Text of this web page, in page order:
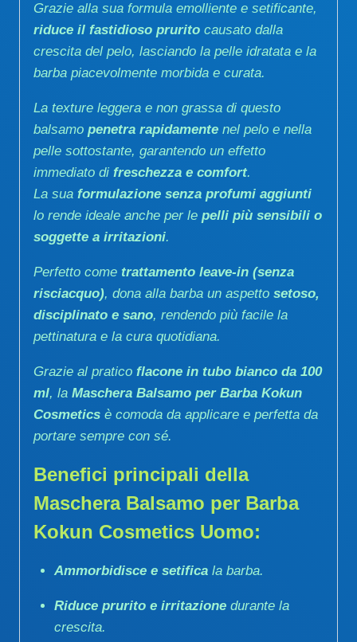
Grazie alla sua formula emolliente e setificante,
riduce il fastidioso prurito causato dalla
crescita del pelo, lasciando la pelle idratata e la
barba piacevolmente morbida e curata.
La texture leggera e non grassa di questo
balsamo penetra rapidamente nel pelo e nella
pelle sottostante, garantendo un effetto
immediato di freschezza e comfort.
La sua formulazione senza profumi aggiunti
lo rende ideale anche per le pelli più sensibili o
soggette a irritazioni.
Perfetto come trattamento leave-in (senza
risciacquo), dona alla barba un aspetto setoso,
disciplinato e sano, rendendo più facile la
pettinatura e la cura quotidiana.
Grazie al pratico flacone in tubo bianco da 100
ml, la Maschera Balsamo per Barba Kokun
Cosmetics è comoda da applicare e perfetta da
portare sempre con sé.
Benefici principali della
Maschera Balsamo per Barba
Kokun Cosmetics Uomo:
Ammorbidisce e setificala barba.
Riduce prurito e irritazionedurante la
crescita.